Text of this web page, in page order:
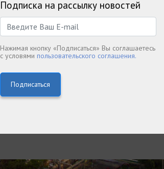
Подписка на рассылку новостей
Нажимая кнопку «Подписаться» Вы соглашаетесь
с условями пользовательского соглашения.
Подписаться